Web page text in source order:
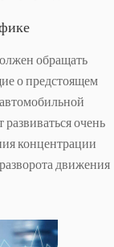
обращать
о предстоящем
очень
концентрации
движения